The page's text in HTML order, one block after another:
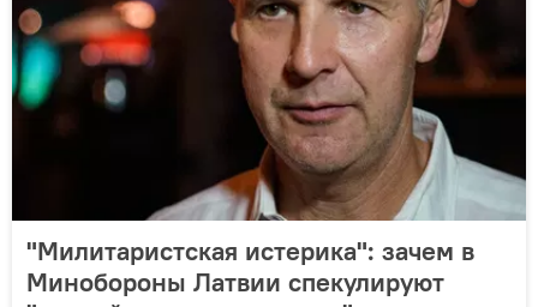
"Милитаристская истерика": зачем в
Минобороны Латвии спекулируют